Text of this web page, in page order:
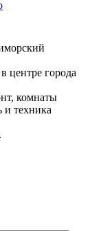
центре города
комнаты
и техника